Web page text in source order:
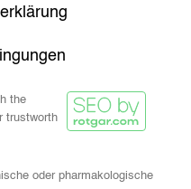
the
trustworth
oder pharmakologische